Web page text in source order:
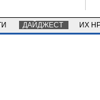
ДАЙДЖЕСТ ИХ